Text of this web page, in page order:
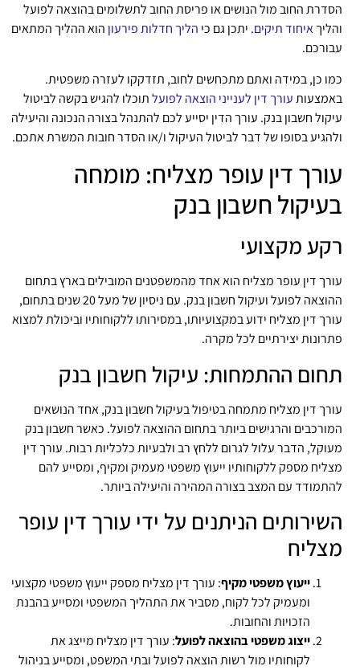
החוב מול הנושים או פריסת החוב לתשלומים בהוצאה לפועל
איחוד תיקים.יתכן גם כיהליך חדלות פירעוןהוא ההליך המתאים
כן, במידה ואתם מתכחשים לחוב, תזדקקו לעזרה משפטית.
עורך דין לענייני הוצאה לפועלתוכלו להגיש בקשה לביטול
חשבון בנק. עורך הדין יסייע לכם להתנהל בצורה הנכונה והיעילה
בסופו של דבר לביטול העיקול ו/או הסדר חובות המשרת אתכם.
דין עופר מצליח: מומחה
חשבון בנק
מקצועי
דין עופר מצליח הוא אחד מהמשפטנים המובילים בארץ בתחום
ההוצאה לפועל ועיקול חשבון בנק. עם ניסיון של מעל 20 שנים בתחום,
דין מצליח ידוע במקצועיותו, במסירותו ללקוחותיו וביכולת למצוא
יצירתיים לכל מקרה.
ההתמחות: עיקול חשבון בנק
דין מצליח מתמחה בטיפול בעיקול חשבון בנק, אחד הנושאים
והרגישים ביותר בתחום ההוצאה לפועל. כאשר חשבון בנק
הדבר עלול לגרום ללחץ רב ולבעיות כלכליות רבות. עורך דין
מספק ללקוחותיו ייעוץ משפטי מעמיק ומקיף, ומסייע להם
עם המצב בצורה המהירה והיעילה ביותר.
הניתנים על ידי עורך דין עופר
ייעוץ משפטי מקיף: עורך דין מצליח מספק ייעוץ משפטי מקצועי
ומעמיק לכל לקוח, מסביר את התהליך המשפטי ומסייע בהבנת
הזכויות והחובות.
ייצוג משפטי בהוצאה לפועל: עורך דין מצליח מייצג את
לקוחותיו מול רשות הוצאה לפועל ובתי המשפט, ומסייע בניהול